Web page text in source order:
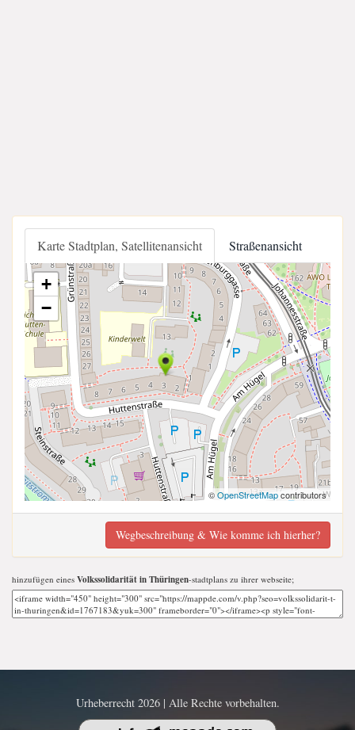
Karte Stadtplan, Satellitenansicht Straßenansicht
+
−
©OpenStreetMapcontributors
Wegbeschreibung & Wie komme ich hierher?
hinzufügen eines Volkssolidarität in Thüringen-stadtplans zu ihrer webseite;
Urheberrecht 2026 | Alle Rechte vorbehalten.